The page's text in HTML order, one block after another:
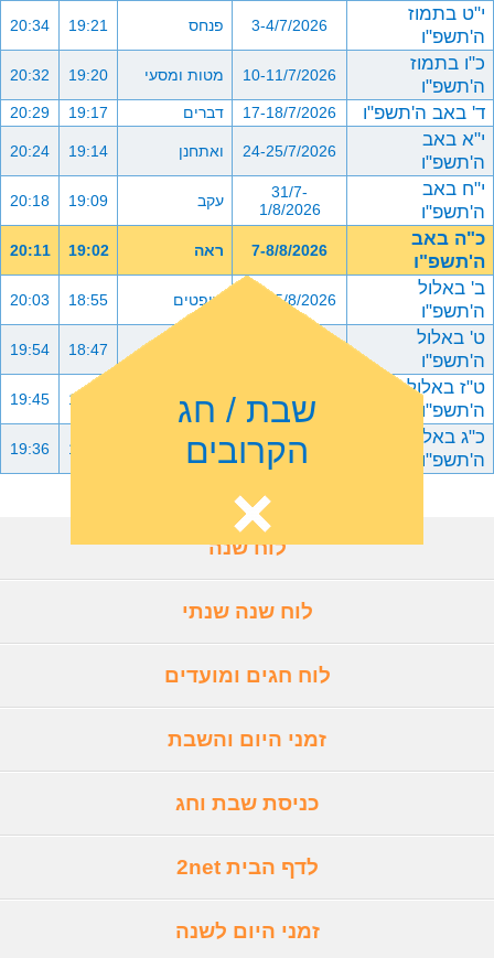
י"ט בתמוז
ה'תשפ"ו
3-4/7/2026 פנחס 19:21
20:34
כ"ו בתמוז
ה'תשפ"ו
10-11/7/2026 מטות ומסעי 19:20
20:32
ד' באב ה'תשפ"ו 17-18/7/2026 דברים 19:17
20:29
י"א באב
ה'תשפ"ו
24-25/7/2026 ואתחנן 19:14
20:24
י"ח באב
ה'תשפ"ו
31/7-
1/8/2026
עקב 19:09
20:18
כ"ה באב
ה'תשפ"ו
7-8/8/2026 ראה 19:02
20:11
ב' באלול
ה'תשפ"ו
14-15/8/2026 שופטים 18:55
20:03
ט' באלול
ה'תשפ"ו
18:47
19:54
ט"ז באלול
ה'תשפ"ו
28-29/8/2026 כי תבוא 18:39
19:45
כ"ג באלול
ה'תשפ"ו
4-5/9/2026 ניצבים וילך 18:30
19:36
שבת / חג
הקרובים
לוח שנה
לוח שנה שנתי
לוח חגים ומועדים
זמני היום והשבת
כניסת שבת וחג
לדף הבית 2net
זמני היום לשנה